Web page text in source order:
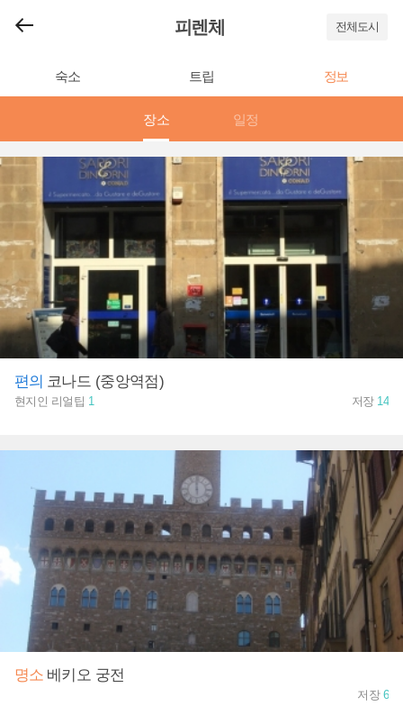
피렌체 전체도시
숙소 트립 정보
장소 일정
편의 코나드 (중앙역점)
현지인 리얼팁 1 저장 14
명소 베키오 궁전
저장 6